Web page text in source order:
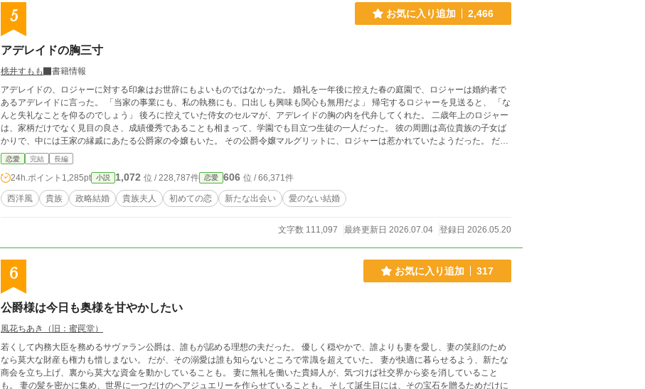
5 お気に入り追加 2,466
アデレイドの胸三寸
桃井すもも
書籍情報
アデレイドの、ロジャーに対する印象はお世辞にもよいものではなかった。 婚礼を一年後に控えた春の庭園で、ロジャーは婚約者で
あるアデレイドに言った。 「当家の事業にも、私の執務にも、口出しも興味も関心も無用だよ」 帰宅するロジャーを見送ると、 「な
んと失礼なことを仰るのでしょう」 後ろに控えていた侍女のセルマが、アデレイドの胸の内を代弁してくれた。 二歳年上のロジャー
は、家柄だけでなく見目の良さ、成績優秀であることも相まって、学園でも目立つ生徒の一人だった。 彼の周囲は高位貴族の子女ば
かりで、中には王家の縁戚にあたる公爵家の令嬢もいた。 その公爵令嬢マルグリットに、ロジャーは惹かれていたようだった。 だ
が、政略の切り札となる公爵令嬢が国内の貴族に嫁ぐことはなく、マルグリットはその後、隣接する公国へと輿入れした。 初めか
ら、ロジャーにはアデレイドに対する興味も好意も何もなかった。マルグリットのいなくなった王国で、彼女ではない婚約者を得た
に過ぎない。 学園を卒業して、アデレイドはロジャーに嫁いだ。 心がどこにあろうとも、家の存続のためにロジャーはアデレイドを
妻にした。 夫には、愛する人がいる。 それがアデレイドの結婚の始まりだった。 ❇こちらの作品は、カクヨム様でも公開致しており
ます。 ❇誤字脱字によるお目汚しがございましたら申し訳ございません。公開後に度々修正が入ります。間を置いてお楽しみ下さい
恋愛 完結 長編
24h.ポイント 1,285pt 小説 1,072 位 / 228,787件 恋愛 606 位 / 66,371件
西洋風 貴族 政略結婚 貴族夫人 初めての恋 新たな出会い 愛のない結婚
文字数 111,097 最終更新日 2026.07.04 登録日 2026.05.20
6 お気に入り追加 317
公爵様は今日も奥様を甘やかしたい
風花ちあき（旧：蜜罠堂）
若くして内務大臣を務めるサヴァラン公爵は、誰もが認める理想の夫だった。 優しく穏やかで、誰よりも妻を愛し、妻の笑顔のため
なら莫大な財産も権力も惜しまない。 だが、その溺愛は誰も知らないところで常識を超えていた。 妻が快適に暮らせるよう、新たな
商会を立ち上げ、裏から莫大な資金を動かしていることも。 妻に無礼を働いた貴婦人が、気づけば社交界から姿を消していること
も。 妻の髪を密かに集め、世界に一つだけのヘアジュエリーを作らせていることも。 そして誕生日には、その宝石を贈るためだけに